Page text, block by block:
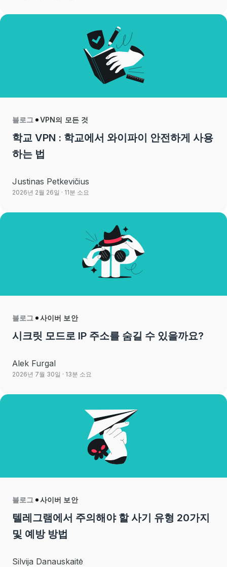
블로그 VPN의 모든 것
학교 VPN : 학교에서 와이파이 안전하게 사용
하는 법
Justinas Petkevičius
2026년 2월 26일 · 11분 소요
블로그 사이버 보안
시크릿 모드로 IP 주소를 숨길 수 있을까요?
Alek Furgal
2026년 7월 30일 · 13분 소요
블로그 사이버 보안
텔레그램에서 주의해야 할 사기 유형 20가지
및 예방 방법
Silvija Danauskaitė